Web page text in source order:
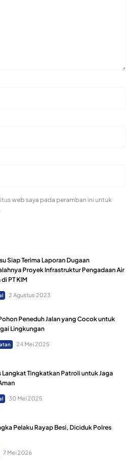
web saya pada peramban ini untuk
Siap Terima Laporan Dugaan
Proyek Infrastruktur Pengadaan Air
PT KIM
2 Agustus 2023
Peneduh Jalan yang Cocok untuk
Lingkungan
24 Mei 2025
Langkat Tingkatkan Patroli untuk Jaga
30 Mei 2025
Pelaku Rayap Besi, Diciduk Polres
7 Mei 2026